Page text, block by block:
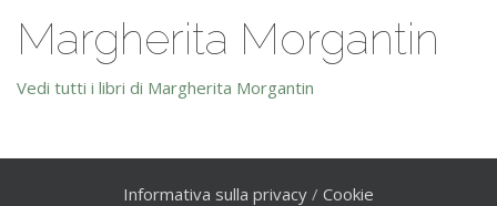
Margherita Morgantin
Vedi tutti i libri di Margherita Morgantin
Informativa sulla privacy / Cookie